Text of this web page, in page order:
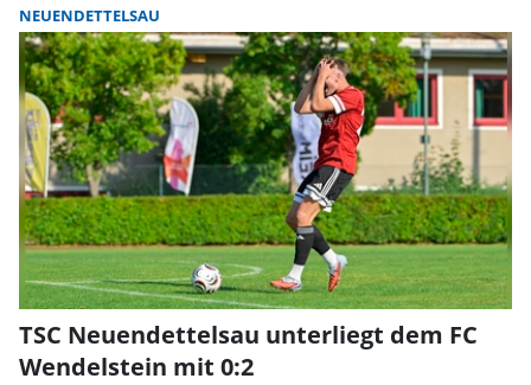
NEUENDETTELSAU
TSC Neuendettelsau unterliegt dem FC
Wendelstein mit 0:2